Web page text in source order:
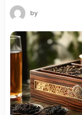
by